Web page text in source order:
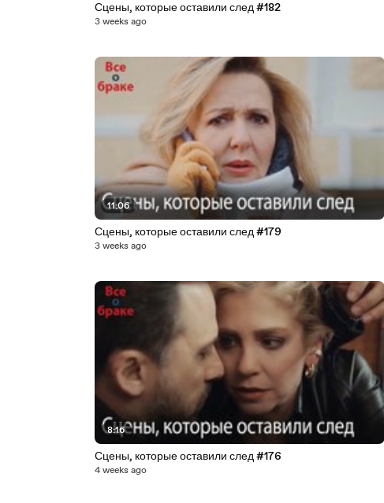
Сцены, которые оставили след #182
3 weeks ago
11:06
Сцены, которые оставили след #179
3 weeks ago
8:16
Сцены, которые оставили след #176
4 weeks ago